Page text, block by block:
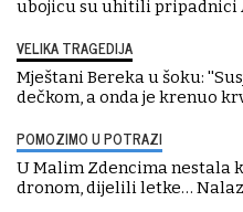
ubojicu su uhitili pripadnici
VELIKA TRAGEDIJA
Mještani Bereka u šoku:
dečkom, a onda je krenuo
POMOZIMO U POTRAZI
U Malim Zdencima nestala
dronom, dijelili letke…